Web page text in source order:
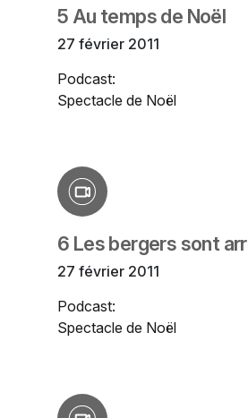
5 Au temps de Noël
27 février 2011
Podcast:
Spectacle de Noël
6 Les bergers sont
27 février 2011
Podcast:
Spectacle de Noël